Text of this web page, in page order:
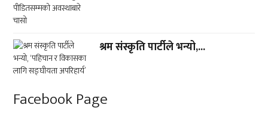
श्रम संस्कृति पार्टीले भन्यो,...
Facebook Page